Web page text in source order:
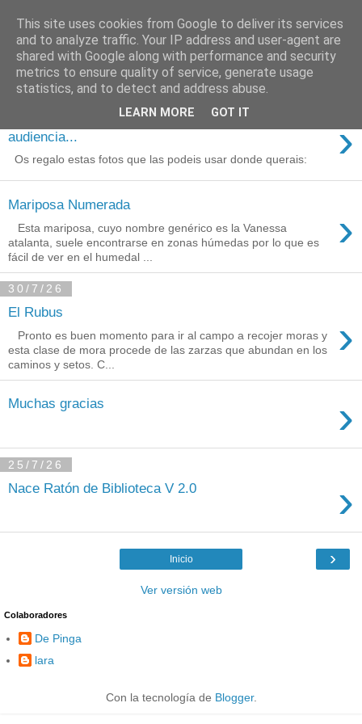
Está de pinga
3/8/26
Agradecimientos a Ares por su
audiencia...
›
Os regalo estas fotos que las podeis usar donde querais:
Mariposa Numerada ›
Esta mariposa, cuyo nombre genérico es la Vanessa
atalanta, suele encontrarse en zonas húmedas por lo que es
fácil de ver en el humedal ...
30/7/26
El Rubus ›
Pronto es buen momento para ir al campo a recojer moras y
esta clase de mora procede de las zarzas que abundan en los
caminos y setos. C...
Muchas gracias ›
25/7/26
Nace Ratón de Biblioteca V 2.0 ›
›
Inicio
Ver versión web
Colaboradores
De Pinga
lara
Con la tecnología de Blogger.
This site uses cookies from Google to deliver its services
and to analyze traffic. Your IP address and user-agent are
shared with Google along with performance and security
metrics to ensure quality of service, generate usage
statistics, and to detect and address abuse.
LEARN MORE GOT IT